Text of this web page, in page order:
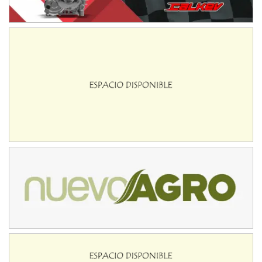
08/09-AGO
IAME SERIES ARGENTINA 6
Ciudad de Trenque Lauquen (Asfalto)
Victoria (Entre Ríos)
PATAGONICO - F6